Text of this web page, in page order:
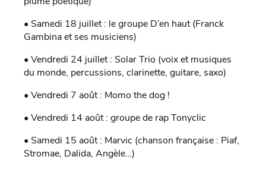
• Samedi 18 juillet : le groupe D’en haut (Franck
Gambina et ses musiciens)
• Vendredi 24 juillet : Solar Trio (voix et musiques
du monde, percussions, clarinette, guitare, saxo)
• Vendredi 7 août : Momo the dog !
• Vendredi 14 août : groupe de rap Tonyclic
• Samedi 15 août : Marvic (chanson française : Piaf,
Stromae, Dalida, Angèle…)